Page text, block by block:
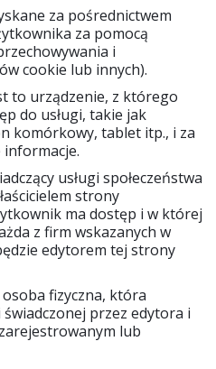
za pośrednictwem
za pomocą
i
cookie lub innych).
to urządzenie, z którego
do usługi, takie jak
komórkowy, tablet itp., i za
usługi społeczeństwa
strony
ma dostęp i w której
z firm wskazanych w
edytorem tej strony
fizyczna, która
przez edytora i
lub